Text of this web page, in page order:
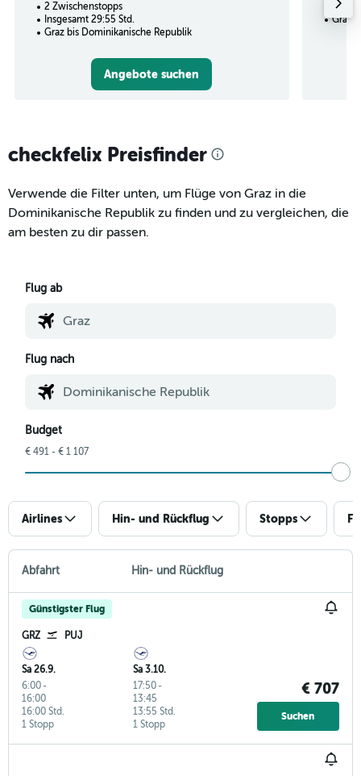
2 Zwischenstopps
Insgesamt 29:55 Std.
Graz bis Dominikanische Republik
Angebote suchen
Graz
checkfelix Preisfinder
Verwende die Filter unten, um Flüge von Graz in die
Dominikanische Republik zu finden und zu vergleichen, die
am besten zu dir passen.
Flug ab
Flug nach
Budget
€ 491 - € 1 107
Airlines Hin- und Rückflug Stopps
Abfahrt Hin- und Rückflug
Günstigster Flug
GRZ PUJ
Sa 26.9.
6:00-
16:00
1 Stopp
16:00 Std.
Sa 3.10.
17:50-
13:45
1 Stopp
13:55 Std.
€ 707
Suchen